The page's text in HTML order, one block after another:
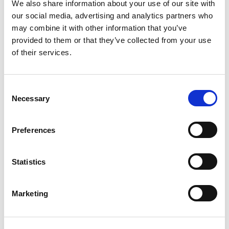
We also share information about your use of our site with
our social media, advertising and analytics partners who
may combine it with other information that you’ve
provided to them or that they’ve collected from your use
of their services.
Selection
Necessary
Preferences
Statistics
Marketing
Door samen te spelen, ontdekken en beleven ontstaat er op
natuurlijke wijze contact, samenwerking en gezelligheid.
Wanneer er kinderen langskomen, werkt dit al helemaal
fantastisch: generaties vinden elkaar zonder moeite.